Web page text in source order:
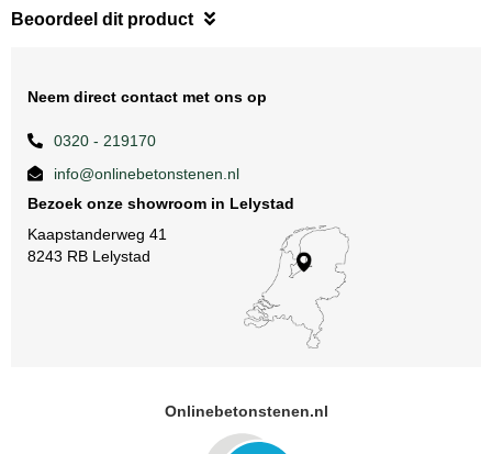
Beoordeel dit product
Neem direct contact met ons op
0320 - 219170
info@onlinebetonstenen.nl
Bezoek onze showroom in Lelystad
Kaapstanderweg 41
8243 RB Lelystad
Onlinebetonstenen.nl